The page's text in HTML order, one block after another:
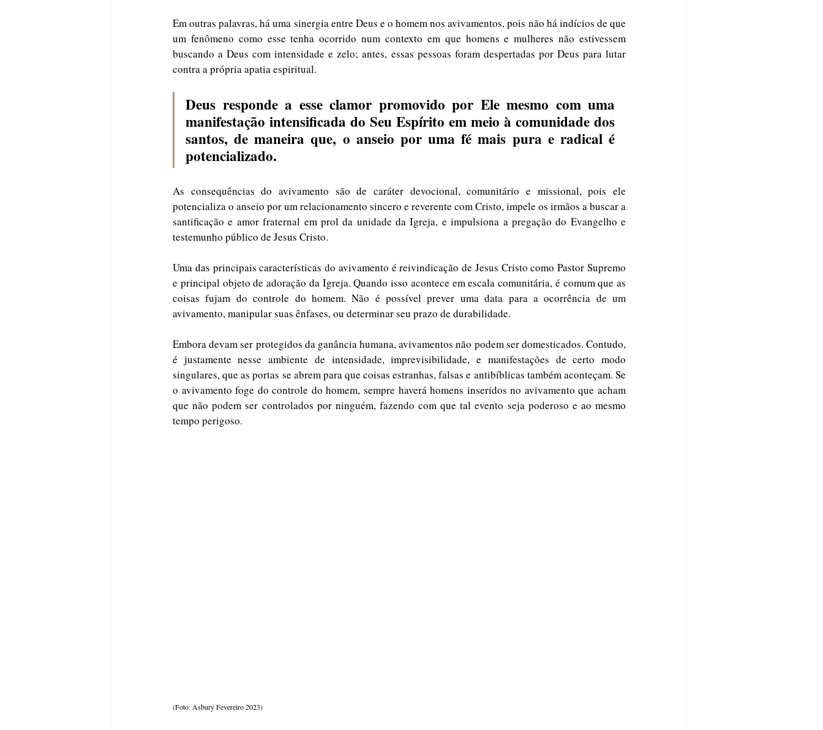
Em outras palavras, há uma sinergia entre Deus e o homem nos avivamentos, pois não há indícios de que
um fenômeno como esse tenha ocorrido num contexto em que homens e mulheres não estivessem
buscando a Deus com intensidade e zelo; antes, essas pessoas foram despertadas por Deus para lutar
contra a própria apatia espiritual.
Deus responde a esse clamor promovido por Ele mesmo com uma
manifestação intensificada do Seu Espírito em meio à comunidade dos
santos, de maneira que, o anseio por uma fé mais pura e radical é
potencializado.
As consequências do avivamento são de caráter devocional, comunitário e missional, pois ele
potencializa o anseio por um relacionamento sincero e reverente com Cristo, impele os irmãos a buscar a
santificação e amor fraternal em prol da unidade da Igreja, e impulsiona a pregação do Evangelho e
testemunho público de Jesus Cristo.
Uma das principais características do avivamento é reivindicação de Jesus Cristo como Pastor Supremo
e principal objeto de adoração da Igreja. Quando isso acontece em escala comunitária, é comum que as
coisas fujam do controle do homem. Não é possível prever uma data para a ocorrência de um
avivamento, manipular suas ênfases, ou determinar seu prazo de durabilidade.
Embora devam ser protegidos da ganância humana, avivamentos não podem ser domesticados. Contudo,
é justamente nesse ambiente de intensidade, imprevisibilidade, e manifestações de certo modo
singulares, que as portas se abrem para que coisas estranhas, falsas e antibíblicas também aconteçam. Se
o avivamento foge do controle do homem, sempre haverá homens inseridos no avivamento que acham
que não podem ser controlados por ninguém, fazendo com que tal evento seja poderoso e ao mesmo
tempo perigoso.
(Foto: Asbury Fevereiro 2023)